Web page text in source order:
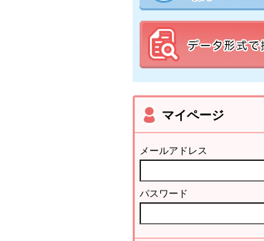
マイページ
メールアドレス
パスワード